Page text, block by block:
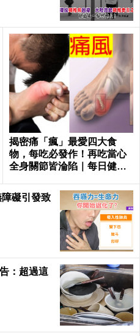
揭密痛「瘋」最愛四大食
物，每吃必發作！再吃當心
全身關節皆淪陷｜每日健康
礙引發致
：超過這